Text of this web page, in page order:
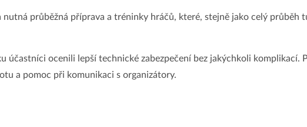
průběžná příprava a tréninky hráčů, které, stejně jako celý průběh
účastníci ocenili lepší technické zabezpečení bez jakýchkoli komplikací.
a pomoc při komunikaci s organizátory.